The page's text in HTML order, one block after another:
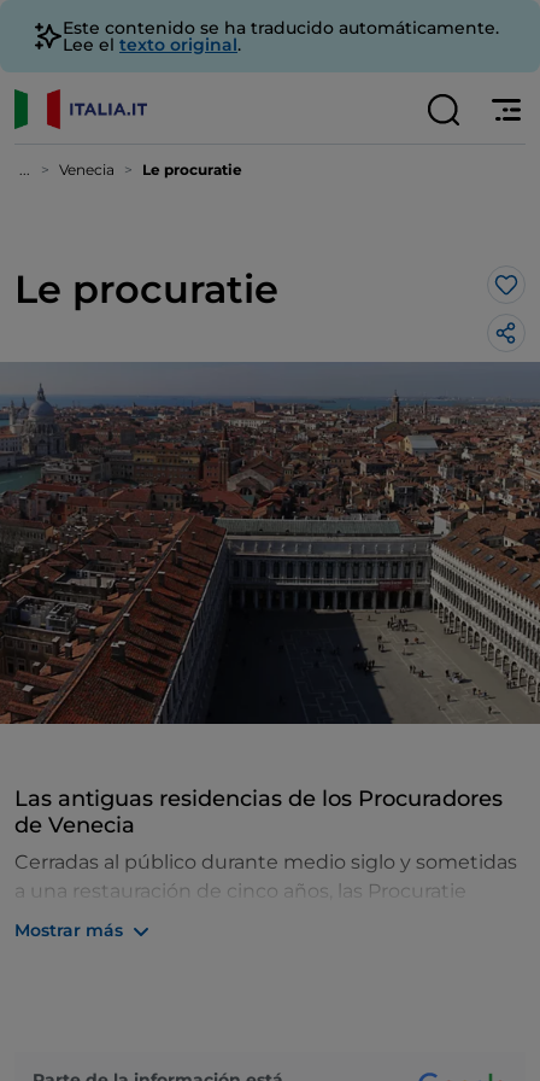
Este contenido se ha traducido automáticamente.
Lee el texto original.
... Venecia Le procuratie
Le procuratie Me
Las antiguas residencias de los Procuradores
de Venecia
Cerradas al público durante medio siglo y sometidas
a una restauración de cinco años, las Procuratie
Vecchie de Venecia, el edificio emblemático de la
Mostrar más